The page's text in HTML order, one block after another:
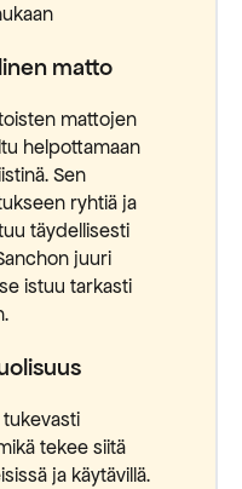
matto
mattojen
helpottamaan
Sen
ryhtiä ja
täydellisesti
juuri
istuu tarkasti
tekee siitä
ja käytävillä.